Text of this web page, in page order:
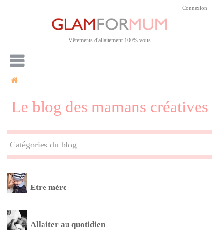
Connexion
Vêtements d'allaitement 100% vous
Le blog des mamans créatives
Catégories du blog
Etre mère
Allaiter au quotidien